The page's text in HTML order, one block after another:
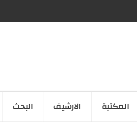
المكتبة الارشیف البحث